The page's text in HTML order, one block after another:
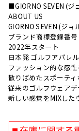
■GIORNO SEVEN (ジ
ABOUT US
GIORNO SEVEN (ジョ
ブランド商標登録番
2022年スタート
日本発 ゴルフアパレ
ファッション的な感
散りばめたスポーテ
従来のゴルフウェア
新しい感覚をMIXした